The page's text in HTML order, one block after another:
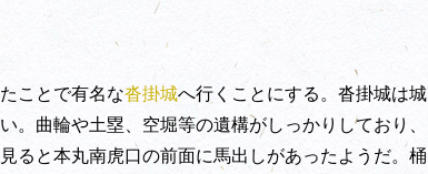
ことで有名な沓掛城へ行くことにする。沓掛城は城
曲輪や土塁、空堀等の遺構がしっかりしており、
ると本丸南虎口の前面に馬出しがあったようだ。桶